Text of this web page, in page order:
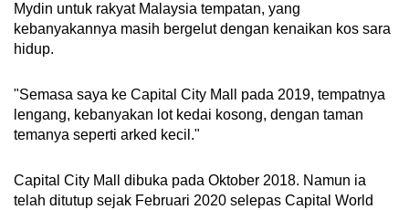
Mydin untuk rakyat Malaysia tempatan, yang
kebanyakannya masih bergelut dengan kenaikan kos sara
hidup.
"Semasa saya ke Capital City Mall pada 2019, tempatnya
lengang, kebanyakan lot kedai kosong, dengan taman
temanya seperti arked kecil."
Capital City Mall dibuka pada Oktober 2018. Namun ia
telah ditutup sejak Februari 2020 selepas Capital World